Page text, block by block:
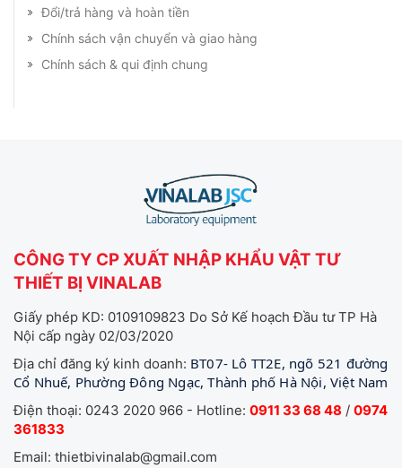
Đổi/trả hàng và hoàn tiền
Chính sách vận chuyển và giao hàng
Chính sách & qui định chung
CÔNG TY CP XUẤT NHẬP KHẨU VẬT TƯ
THIẾT BỊ VINALAB
Giấy phép KD: 0109109823 Do Sở Kế hoạch Đầu tư TP Hà
Nội cấp ngày 02/03/2020
Địa chỉ đăng ký kinh doanh: BT07- Lô TT2E, ngõ 521 đường
Cổ Nhuế, Phường Đông Ngạc, Thành phố Hà Nội, Việt Nam
Điện thoại: 0243 2020 966 - Hotline: 0911 33 68 48 / 0974
361833
Email: thietbivinalab@gmail.com